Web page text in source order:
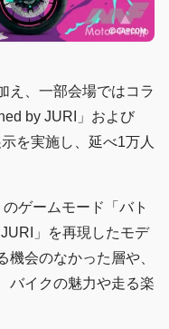
え、一部会場ではコラ
by JURI」および
を実施し、延べ1万人
ゲームモード「バト
」を再現したモデ
機会のなかった層や、
バイクの魅力や走る楽